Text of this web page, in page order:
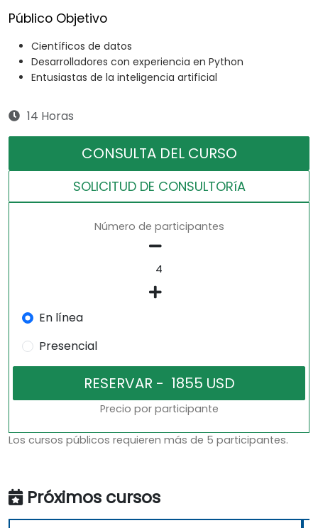
Público Objetivo
Científicos de datos
Desarrolladores con experiencia en Python
Entusiastas de la inteligencia artificial
14 Horas
CONSULTA DEL CURSO
SOLICITUD DE CONSULTORíA
Número de participantes
En línea
Presencial
Precio por participante
Los cursos públicos requieren más de 5 participantes.
Próximos cursos